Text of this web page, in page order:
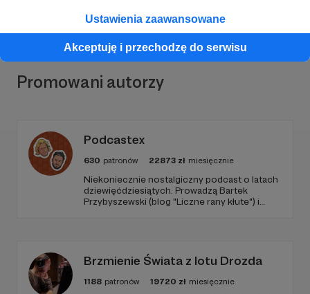
Ustawienia zaawansowane
Akceptuję i przechodzę do serwisu
Promowani autorzy
Podcastex
630 patronów 22873 zł miesięcznie
Niekoniecznie nostalgiczny podcast o latach
dziewięćdziesiątych. Prowadzą Bartek
Przybyszewski (blog "Liczne rany kłute") i
Tadeusz Drozda.
Brzmienie Świata z lotu Drozda
1188 patronów 19720 zł miesięcznie